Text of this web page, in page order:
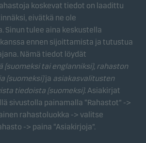
koskevat tiedot on laadittu
eivätkä ne ole
Sinun tulee aina keskustella
ennen sijoittamista ja tutustua
Nämä tiedot löydät
tai englanniksi), rahaston
(suomeksi)ja asiakasvalitusten
tiedoista (suomeksi). Asiakirjat
sivustolla painamalla “Rahastot” ->
rahastoluokka -> valitse
-> paina “Asiakirjoja”.
evästeet
avulla seuraamme
toimintaa koostetusti. Tämän
mitata sivustomme tehokkuutta ja
avulla pystymme
(laitteesi) ja profiloimaan
merkityksellisen sisällön